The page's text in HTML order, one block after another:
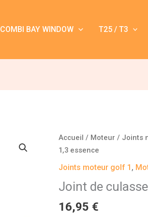
COMBI BAY WINDOW T25 / T3
Accueil / Moteur / Joints
1,3 essence
Joints moteur golf 1 ,
Joint de
16,95 €
quantité
de
Joint
culasse
1